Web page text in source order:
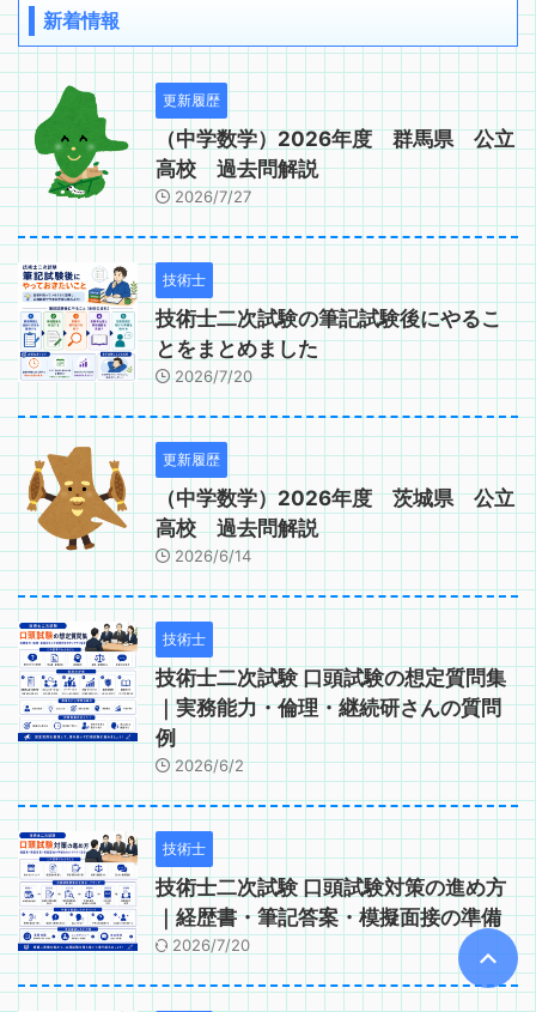
新着情報
更新履歴
（中学数学）2026年度 群馬県 公立
高校 過去問解説
2026/7/27
技術士
技術士二次試験の筆記試験後にやるこ
とをまとめました
2026/7/20
更新履歴
（中学数学）2026年度 茨城県 公立
高校 過去問解説
2026/6/14
技術士
技術士二次試験 口頭試験の想定質問集
｜実務能力・倫理・継続研さんの質問
例
2026/6/2
技術士
技術士二次試験 口頭試験対策の進め方
｜経歴書・筆記答案・模擬面接の準備
2026/7/20